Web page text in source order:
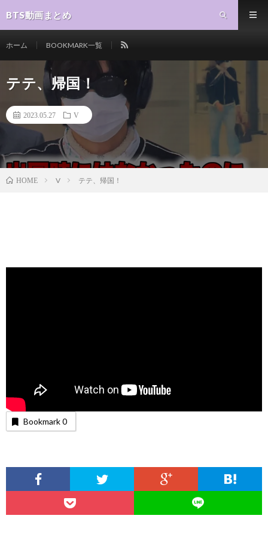
BTS動画まとめ
ホーム BOOKMARK一覧
テテ、帰国！
2023.05.27 V
HOME V テテ、帰国！
Bookmark0